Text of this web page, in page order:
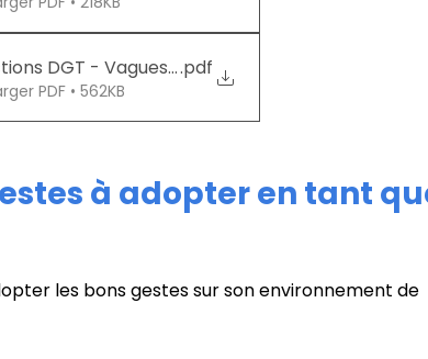
DGT - Vagues de chaleur
.pdf
PDF • 562KB
à adopter en tant
les bons gestes sur son environnement de